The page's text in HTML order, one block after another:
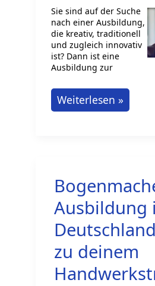
Sie sind auf der Suche
nach einer Ausbildung,
die kreativ, traditionell
und zugleich innovativ
ist? Dann ist eine
Ausbildung zur
Ausbildung
als
–
Ihre
startet
hier
Weiterlesen »
Ausbildung
zu deinem